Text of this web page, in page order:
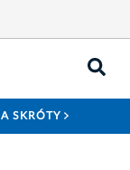
SKRÓTY